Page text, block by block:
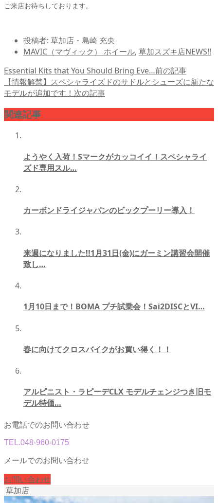
ご来店お待ちしております。
投稿者: 草加店・島崎 充央
MAVIC（マヴィック） ホイール, 草加スズキ店NEWS!!
Essential Kits that You Should Bring Eve…前の記事
【情報解禁】スペシャライズドのサドルとシューズに新たな
モデルが追加です！ 次の記事
関連記事
ようやく入荷！Sマークがカッコイイ！スペシャライ
ズド専用スル…
カーボンドライジャパンのビックプーリー導入！
来週になりました!!1月31日(金)にガーミン講習会開催
致し…
1月10日まで！BOMA プチ試乗会！Sai2DISCとVI…
春に向けてクロスバイクがお買い得く！！
アルピニスト・ラピーデCLX モデルチェンジつき旧モ
デル特価…
お電話でのお問い合わせ
TEL.048-960-0175
メールでのお問い合わせ
お問い合わせ
草加店